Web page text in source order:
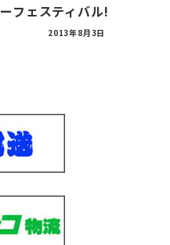
ーフェスティバル!
2013年8月3日